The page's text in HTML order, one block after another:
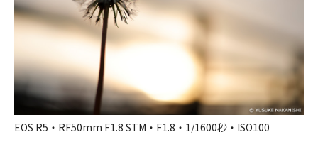
EOS R5・RF50mm F1.8 STM・F1.8・1/1600秒・ISO100